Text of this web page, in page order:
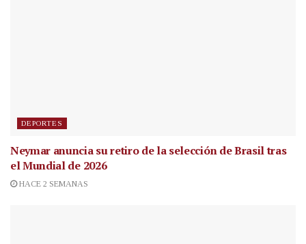
DEPORTES
Neymar anuncia su retiro de la selección de Brasil tras
el Mundial de 2026
HACE 2 SEMANAS